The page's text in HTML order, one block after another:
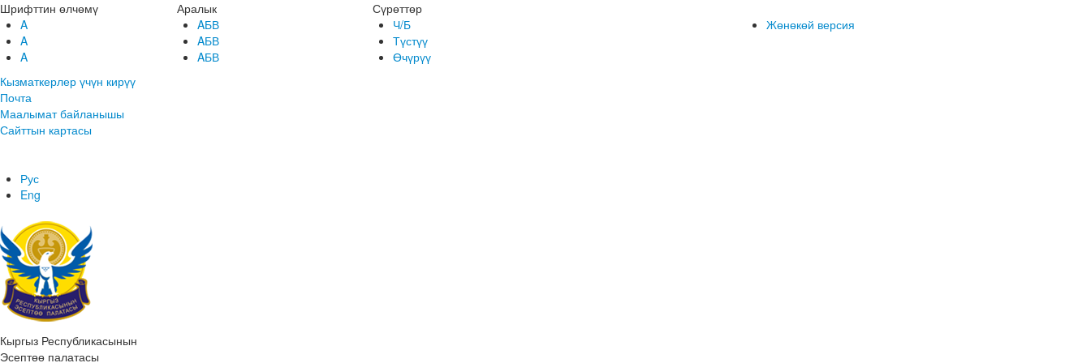
Шрифттин өлчөмү
A
A
A
Аралык
AБВ
AБВ
AБВ
Сүрөттөр
Ч/Б
Түстүү
Өчүрүү
Жөнөкөй версия
Кызматкерлер үчүн кирүү
Почта
Маалымат байланышы
Сайттын картасы
Рус
Eng
Кыргыз Республикасынын
Эсептөө палатасы